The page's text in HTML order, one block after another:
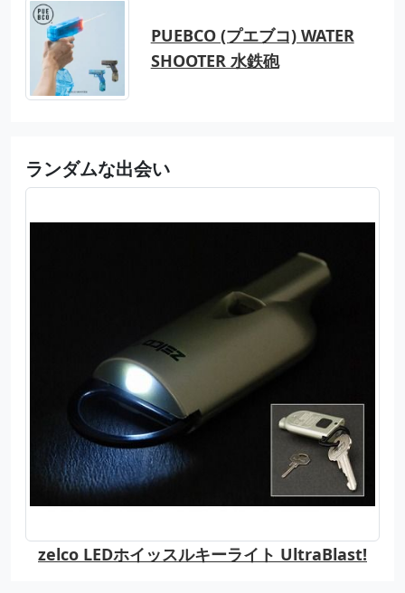
PUEBCO (プエブコ) WATER
SHOOTER 水鉄砲
ランダムな出会い
zelco LEDホイッスルキーライト UltraBlast!